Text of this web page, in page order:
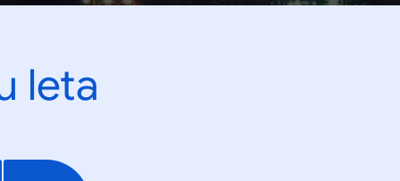
leta